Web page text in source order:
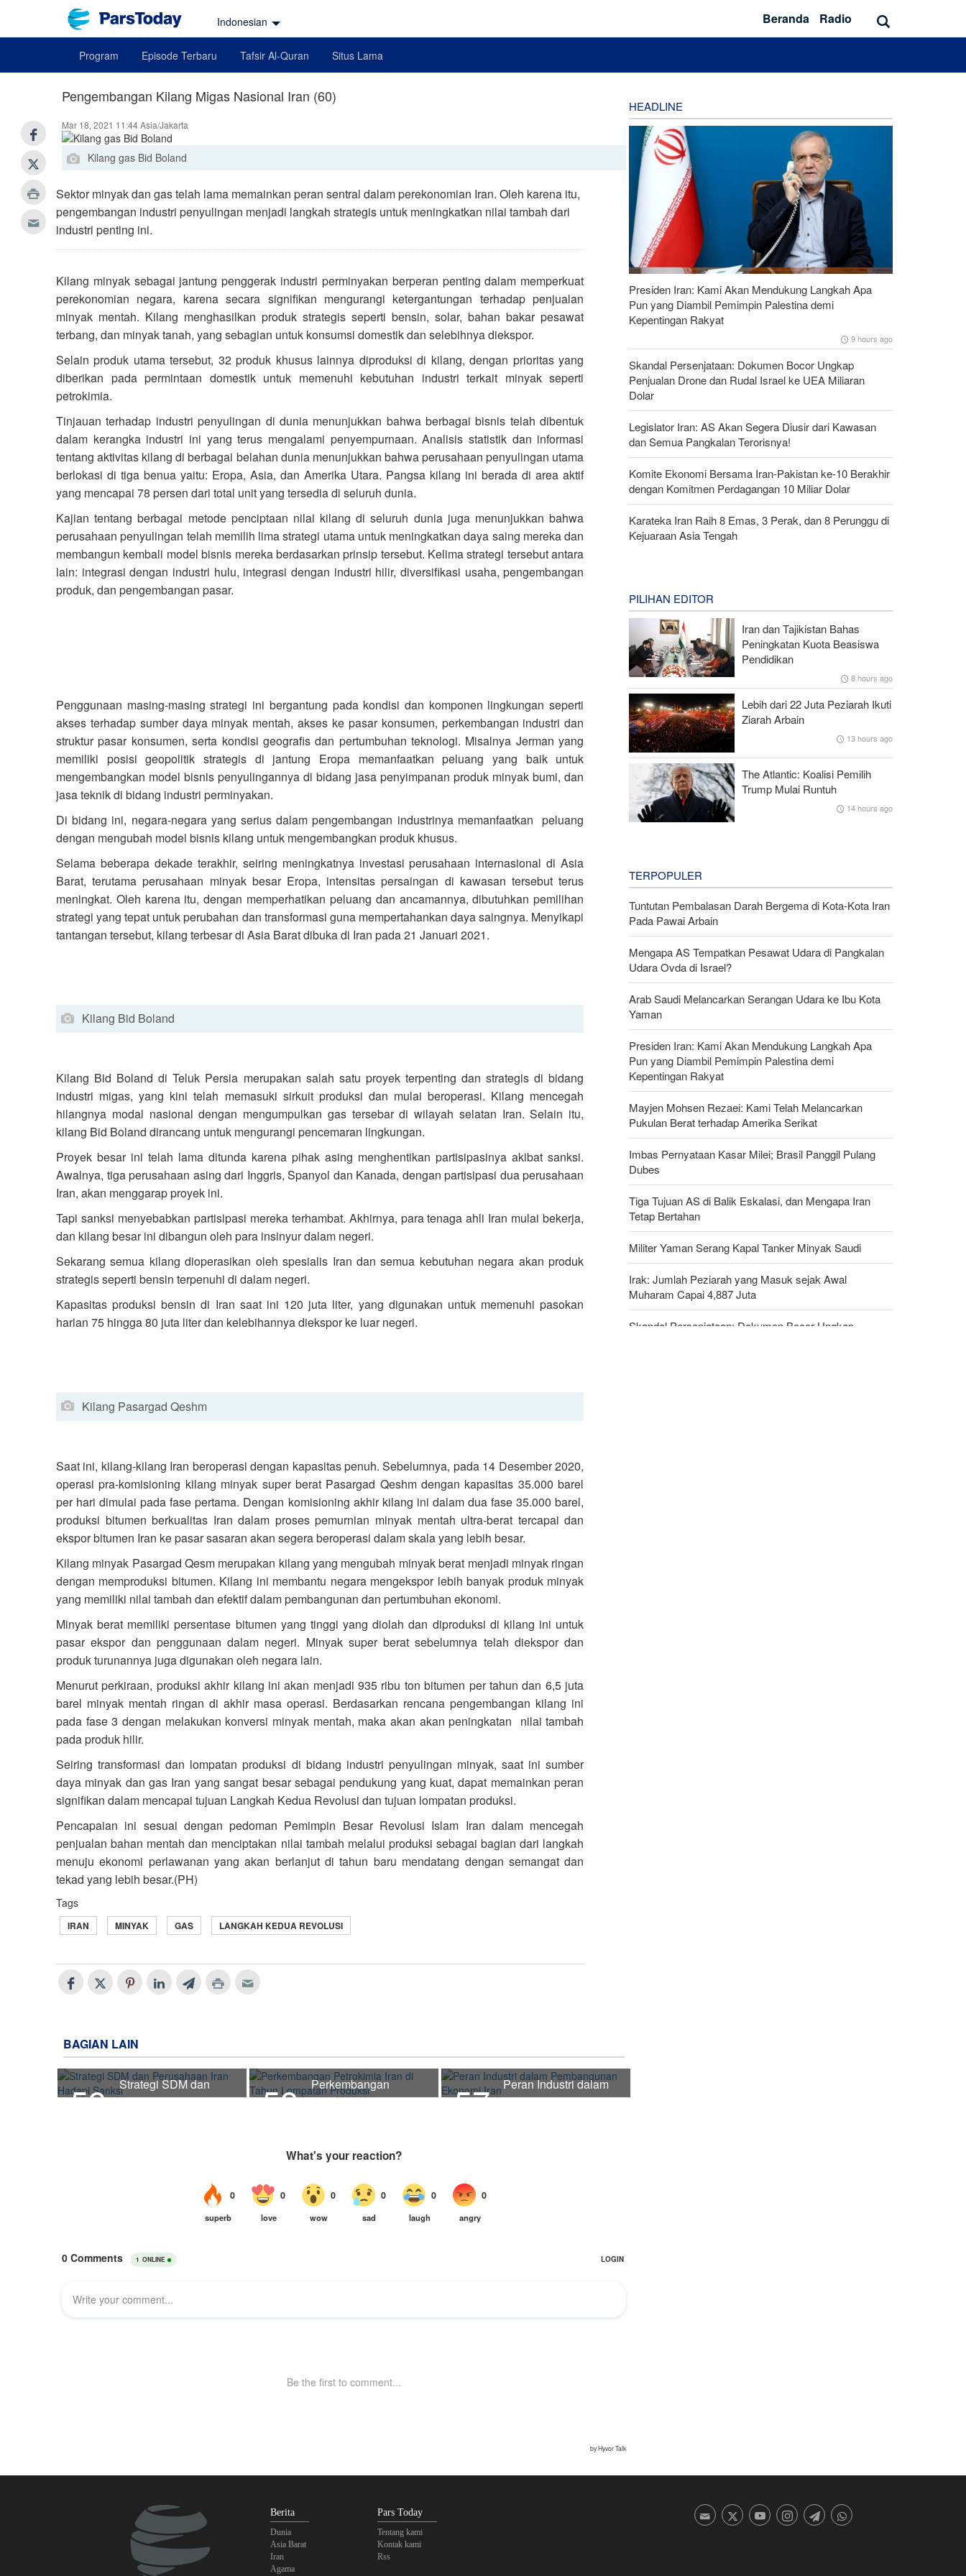
Indonesian Beranda Radio
Program Episode Terbaru Tafsir Al-Quran Situs Lama
Pengembangan Kilang Migas Nasional Iran (60)
Mar 18, 2021 11:44 Asia/Jakarta
Kilang gas Bid Boland
Sektor minyak dan gas telah lama memainkan peran sentral dalam perekonomian Iran. Oleh karena itu,
pengembangan industri penyulingan menjadi langkah strategis untuk meningkatkan nilai tambah dari
industri penting ini.
Kilang minyak sebagai jantung penggerak industri perminyakan berperan penting dalam memperkuat
perekonomian negara, karena secara signifikan mengurangi ketergantungan terhadap penjualan
minyak mentah. Kilang menghasilkan produk strategis seperti bensin, solar, bahan bakar pesawat
terbang, dan minyak tanah, yang sebagian untuk konsumsi domestik dan selebihnya diekspor.
Selain produk utama tersebut, 32 produk khusus lainnya diproduksi di kilang, dengan prioritas yang
diberikan pada permintaan domestik untuk memenuhi kebutuhan industri terkait minyak seperti
petrokimia.
Tinjauan terhadap industri penyulingan di dunia menunjukkan bahwa berbagai bisnis telah dibentuk
dalam kerangka industri ini yang terus mengalami penyempurnaan. Analisis statistik dan informasi
tentang aktivitas kilang di berbagai belahan dunia menunjukkan bahwa perusahaan penyulingan utama
berlokasi di tiga benua yaitu: Eropa, Asia, dan Amerika Utara. Pangsa kilang ini berada di area aktif
yang mencapai 78 persen dari total unit yang tersedia di seluruh dunia.
Kajian tentang berbagai metode penciptaan nilai kilang di seluruh dunia juga menunjukkan bahwa
perusahaan penyulingan telah memilih lima strategi utama untuk meningkatkan daya saing mereka dan
membangun kembali model bisnis mereka berdasarkan prinsip tersebut. Kelima strategi tersebut antara
lain: integrasi dengan industri hulu, integrasi dengan industri hilir, diversifikasi usaha, pengembangan
produk, dan pengembangan pasar.
Penggunaan masing-masing strategi ini bergantung pada kondisi dan komponen lingkungan seperti
akses terhadap sumber daya minyak mentah, akses ke pasar konsumen, perkembangan industri dan
struktur pasar konsumen, serta kondisi geografis dan pertumbuhan teknologi. Misalnya Jerman yang
memiliki posisi geopolitik strategis di jantung Eropa memanfaatkan peluang yang baik untuk
mengembangkan model bisnis penyulingannya di bidang jasa penyimpanan produk minyak bumi, dan
jasa teknik di bidang industri perminyakan.
Di bidang ini, negara-negara yang serius dalam pengembangan industrinya memanfaatkan peluang
dengan mengubah model bisnis kilang untuk mengembangkan produk khusus.
Selama beberapa dekade terakhir, seiring meningkatnya investasi perusahaan internasional di Asia
Barat, terutama perusahaan minyak besar Eropa, intensitas persaingan di kawasan tersebut terus
meningkat. Oleh karena itu, dengan memperhatikan peluang dan ancamannya, dibutuhkan pemilihan
strategi yang tepat untuk perubahan dan transformasi guna mempertahankan daya saingnya. Menyikapi
tantangan tersebut, kilang terbesar di Asia Barat dibuka di Iran pada 21 Januari 2021.
Kilang Bid Boland
Kilang Bid Boland di Teluk Persia merupakan salah satu proyek terpenting dan strategis di bidang
industri migas, yang kini telah memasuki sirkuit produksi dan mulai beroperasi. Kilang mencegah
hilangnya modal nasional dengan mengumpulkan gas tersebar di wilayah selatan Iran. Selain itu,
kilang Bid Boland dirancang untuk mengurangi pencemaran lingkungan.
Proyek besar ini telah lama ditunda karena pihak asing menghentikan partisipasinya akibat sanksi.
Awalnya, tiga perusahaan asing dari Inggris, Spanyol dan Kanada, dengan partisipasi dua perusahaan
Iran, akan menggarap proyek ini.
Tapi sanksi menyebabkan partisipasi mereka terhambat. Akhirnya, para tenaga ahli Iran mulai bekerja,
dan kilang besar ini dibangun oleh para insinyur dalam negeri.
Sekarang semua kilang dioperasikan oleh spesialis Iran dan semua kebutuhan negara akan produk
strategis seperti bensin terpenuhi di dalam negeri.
Kapasitas produksi bensin di Iran saat ini 120 juta liter, yang digunakan untuk memenuhi pasokan
harian 75 hingga 80 juta liter dan kelebihannya diekspor ke luar negeri.
Kilang Pasargad Qeshm
Saat ini, kilang-kilang Iran beroperasi dengan kapasitas penuh. Sebelumnya, pada 14 Desember 2020,
operasi pra-komisioning kilang minyak super berat Pasargad Qeshm dengan kapasitas 35.000 barel
per hari dimulai pada fase pertama. Dengan komisioning akhir kilang ini dalam dua fase 35.000 barel,
produksi bitumen berkualitas Iran dalam proses pemurnian minyak mentah ultra-berat tercapai dan
ekspor bitumen Iran ke pasar sasaran akan segera beroperasi dalam skala yang lebih besar.
Kilang minyak Pasargad Qesm merupakan kilang yang mengubah minyak berat menjadi minyak ringan
dengan memproduksi bitumen. Kilang ini membantu negara mengekspor lebih banyak produk minyak
yang memiliki nilai tambah dan efektif dalam pembangunan dan pertumbuhan ekonomi.
Minyak berat memiliki persentase bitumen yang tinggi yang diolah dan diproduksi di kilang ini untuk
pasar ekspor dan penggunaan dalam negeri. Minyak super berat sebelumnya telah diekspor dan
produk turunannya juga digunakan oleh negara lain.
Menurut perkiraan, produksi akhir kilang ini akan menjadi 935 ribu ton bitumen per tahun dan 6,5 juta
barel minyak mentah ringan di akhir masa operasi. Berdasarkan rencana pengembangan kilang ini
pada fase 3 dengan melakukan konversi minyak mentah, maka akan akan peningkatan nilai tambah
pada produk hilir.
Seiring transformasi dan lompatan produksi di bidang industri penyulingan minyak, saat ini sumber
daya minyak dan gas Iran yang sangat besar sebagai pendukung yang kuat, dapat memainkan peran
signifikan dalam mencapai tujuan Langkah Kedua Revolusi dan tujuan lompatan produksi.
Pencapaian ini sesuai dengan pedoman Pemimpin Besar Revolusi Islam Iran dalam mencegah
penjualan bahan mentah dan menciptakan nilai tambah melalui produksi sebagai bagian dari langkah
menuju ekonomi perlawanan yang akan berlanjut di tahun baru mendatang dengan semangat dan
tekad yang lebih besar.(PH)
Tags
IRAN MINYAK GAS LANGKAH KEDUA REVOLUSI
BAGIAN LAIN
59
Strategi SDM dan
Perusahaan Iran
58
Perkembangan
Petrokimia Iran di Tahun
57
Peran Industri dalam
Pembangunan Ekonomi
HEADLINE
Presiden Iran: Kami Akan Mendukung Langkah Apa
Pun yang Diambil Pemimpin Palestina demi
Kepentingan Rakyat
9 hours ago
Skandal Persenjataan: Dokumen Bocor Ungkap
Penjualan Drone dan Rudal Israel ke UEA Miliaran
Dolar
Legislator Iran: AS Akan Segera Diusir dari Kawasan
dan Semua Pangkalan Terorisnya!
Komite Ekonomi Bersama Iran-Pakistan ke-10 Berakhir
dengan Komitmen Perdagangan 10 Miliar Dolar
Karateka Iran Raih 8 Emas, 3 Perak, dan 8 Perunggu di
Kejuaraan Asia Tengah
PILIHAN EDITOR
Iran dan Tajikistan Bahas
Peningkatan Kuota Beasiswa
Pendidikan
8 hours ago
Lebih dari 22 Juta Peziarah Ikuti
Ziarah Arbain
13 hours ago
The Atlantic: Koalisi Pemilih
Trump Mulai Runtuh
14 hours ago
TERPOPULER
Tuntutan Pembalasan Darah Bergema di Kota-Kota Iran
Pada Pawai Arbain
Mengapa AS Tempatkan Pesawat Udara di Pangkalan
Udara Ovda di Israel?
Arab Saudi Melancarkan Serangan Udara ke Ibu Kota
Yaman
Presiden Iran: Kami Akan Mendukung Langkah Apa
Pun yang Diambil Pemimpin Palestina demi
Kepentingan Rakyat
Mayjen Mohsen Rezaei: Kami Telah Melancarkan
Pukulan Berat terhadap Amerika Serikat
Imbas Pernyataan Kasar Milei; Brasil Panggil Pulang
Dubes
Tiga Tujuan AS di Balik Eskalasi, dan Mengapa Iran
Tetap Bertahan
Militer Yaman Serang Kapal Tanker Minyak Saudi
Irak: Jumlah Peziarah yang Masuk sejak Awal
Muharam Capai 4,887 Juta
Skandal Persenjataan: Dokumen Bocor Ungkap
Berita
Dunia
Asia Barat
Iran
Agama
Pars Today
Tentang kami
Kontak kami
Rss